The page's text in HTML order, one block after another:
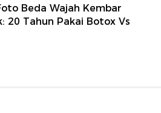
Beda Wajah Kembar
20 Tahun Pakai Botox Vs